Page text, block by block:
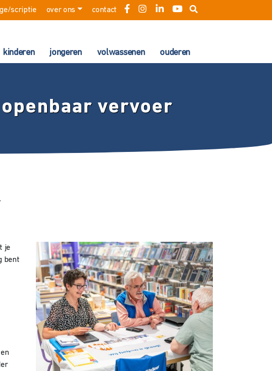
scriptie over ons contact
kinderen jongeren volwassenen ouderen
vervoer
je
bent